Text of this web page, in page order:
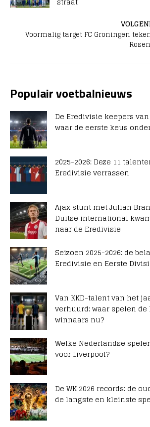
straat
Voormalig target FC Groningen
Populair voetbalnieuws
De Eredivisie keepers van
waar de eerste keus
2025-2026: Deze 11
Eredivisie verrassen
Ajax stunt met Julian
Duitse international
naar de Eredivisie
Seizoen 2025-2026: de
Eredivisie en Eerste
Van KKD-talent van het
verhuurd: waar spelen
winnaars nu?
Welke Nederlandse
voor Liverpool?
De WK 2026 records: de
de langste en kleinste